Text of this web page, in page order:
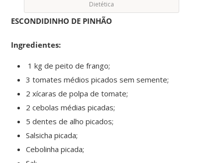
Dietética
ESCONDIDINHO DE PINHÃO
Ingredientes:
1 kg de peito de frango;
3 tomates médios picados sem semente;
2 xícaras de polpa de tomate;
2 cebolas médias picadas;
5 dentes de alho picados;
Salsicha picada;
Cebolinha picada;